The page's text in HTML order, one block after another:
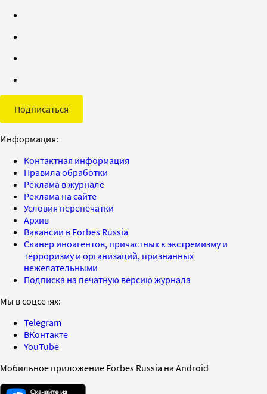
Подписаться
Информация:
Контактная информация
Правила обработки
Реклама в журнале
Реклама на сайте
Условия перепечатки
Архив
Вакансии в Forbes Russia
Сканер иноагентов, причастных к экстремизму и
терроризму и организаций, признанных
нежелательными
Подписка на печатную версию журнала
Мы в соцсетях:
Telegram
ВКонтакте
YouTube
Мобильное приложение Forbes Russia на Android